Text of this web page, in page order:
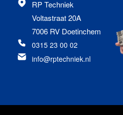
RP Techniek
Voltastraat 20A
7006 RV Doetinchem
0315 23 00 02
info@rptechniek.nl